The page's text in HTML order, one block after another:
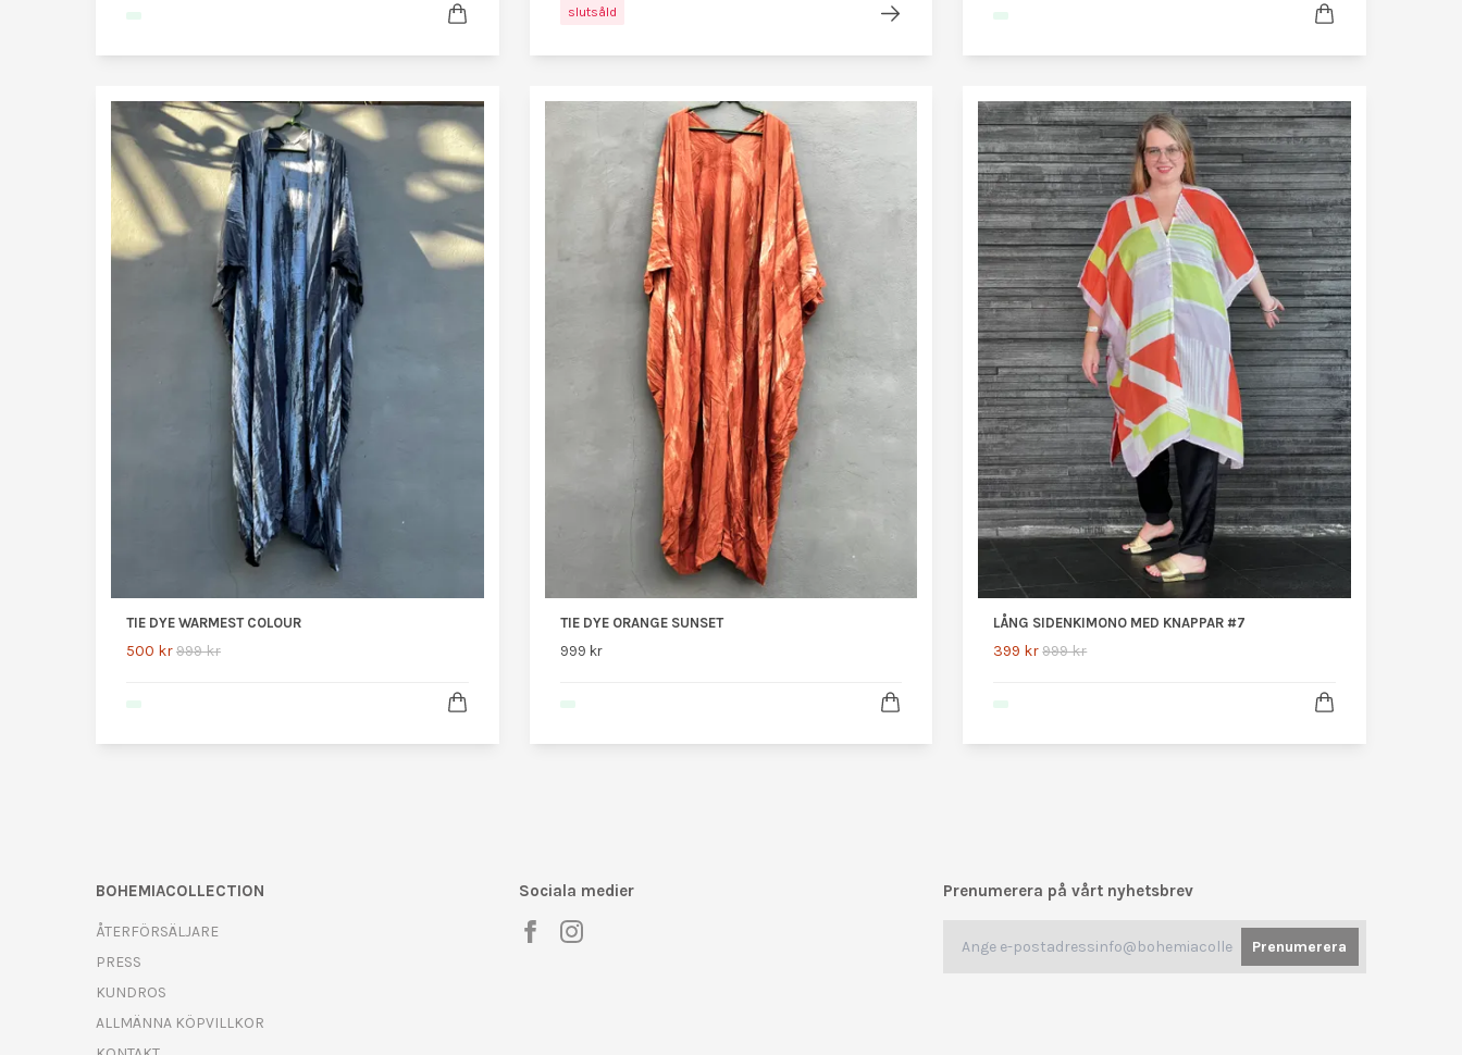
slutsåld
TIE DYE WARMEST COLOUR
500 kr999 kr
TIE DYE ORANGE SUNSET
999 kr
LÅNG SIDENKIMONO MED KNAPPAR #7
399 kr999 kr
BOHEMIACOLLECTION
ÅTERFÖRSÄLJARE
PRESS
KUNDROS
ALLMÄNNA KÖPVILLKOR
Sociala medier Prenumerera på vårt nyhetsbrev
Prenumerera